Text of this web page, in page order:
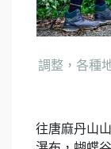
調整，各種
往唐麻丹山